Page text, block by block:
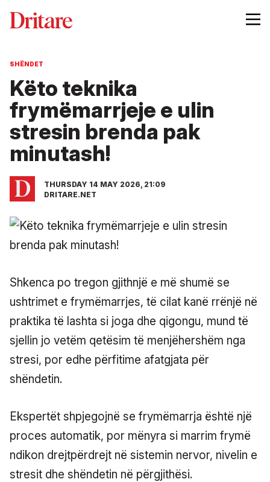
SHËNDET
Këto teknika
frymëmarrjeje e ulin
stresin brenda pak
minutash!
THURSDAY 14 MAY 2026, 21:09
DRITARE.NET
Shkenca po tregon gjithnjë e më shumë se
ushtrimet e frymëmarrjes, të cilat kanë rrënjë në
praktika të lashta si joga dhe qigongu, mund të
sjellin jo vetëm qetësim të menjëhershëm nga
stresi, por edhe përfitime afatgjata për
shëndetin.
Ekspertët shpjegojnë se frymëmarrja është një
proces automatik, por mënyra si marrim frymë
ndikon drejtpërdrejt në sistemin nervor, nivelin e
stresit dhe shëndetin në përgjithësi.